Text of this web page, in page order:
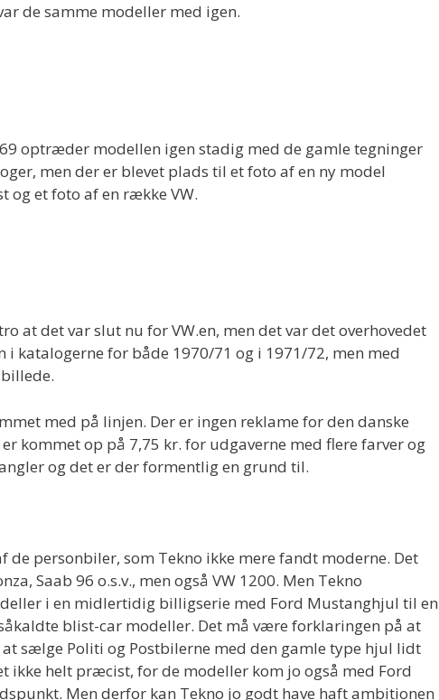
de samme modeller med igen.
optræder modellen igen stadig med de gamle tegninger
men der er blevet plads til et foto af en ny model
og et foto af en række VW.
at det var slut nu for VW.en, men det var det overhovedet
i katalogerne for både 1970/71 og i 1971/72, men med
med på linjen. Der er ingen reklame for den danske
kommet op på 7,75 kr. for udgaverne med flere farver og
og det er der formentlig en grund til.
de personbiler, som Tekno ikke mere fandt moderne. Det
Saab 96 o.s.v., men også VW 1200. Men Tekno
i en midlertidig billigserie med Ford Mustanghjul til en
blist-car modeller. Det må være forklaringen på at
sælge Politi og Postbilerne med den gamle type hjul lidt
ikke helt præcist, for de modeller kom jo også med Ford
Men derfor kan Tekno jo godt have haft ambitionen